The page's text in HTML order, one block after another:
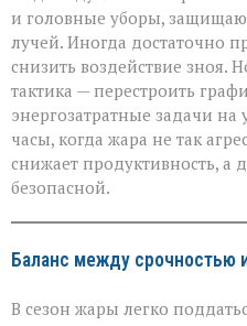
и головные уборы,
лучей. Иногда достаточно
снизить воздействие зноя.
тактика — перестроить
энергозатратные задачи
часы, когда жара не так
снижает продуктивность, а
безопасной.
Баланс между срочностью
В сезон жары легко